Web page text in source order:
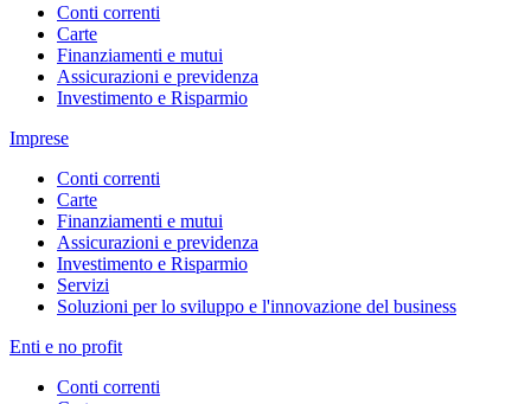
Conti correnti
Carte
Finanziamenti e mutui
Assicurazioni e previdenza
Investimento e Risparmio
Imprese
Conti correnti
Carte
Finanziamenti e mutui
Assicurazioni e previdenza
Investimento e Risparmio
Servizi
Soluzioni per lo sviluppo e l'innovazione del business
Enti e no profit
Conti correnti